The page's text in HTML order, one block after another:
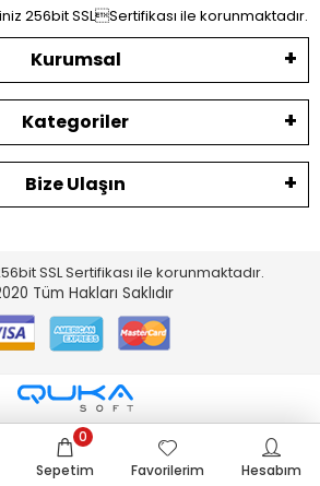
256bit SSLSertifikası ile korunmaktadır.
Kurumsal
Kategoriler
Bize Ulaşın
SSL Sertifikası ile korunmaktadır.
Tüm Hakları Saklıdır
Sepetim
0
Favorilerim
Hesabım